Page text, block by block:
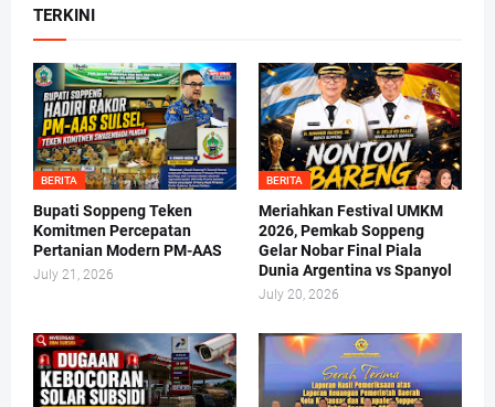
TERKINI
BERITA
Bupati Soppeng Teken
Komitmen Percepatan
Pertanian Modern PM-AAS
July 21, 2026
BERITA
Meriahkan Festival UMKM
2026, Pemkab Soppeng
Gelar Nobar Final Piala
Dunia Argentina vs Spanyol
July 20, 2026